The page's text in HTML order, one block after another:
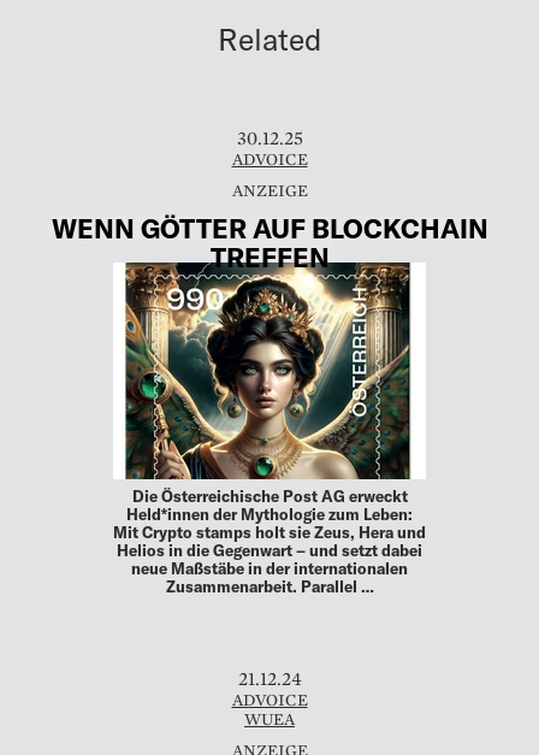
Related
30.12.25
ADVOICE
WENN GÖTTER AUF BLOCKCHAIN
TREFFEN
Die Österreichische Post AG erweckt
Held*innen der Mythologie zum Leben:
Mit Crypto stamps holt sie Zeus, Hera und
Helios in die Gegenwart – und setzt dabei
neue Maßstäbe in der internationalen
Zusammenarbeit. Parallel …
21.12.24
ADVOICE
WUEA